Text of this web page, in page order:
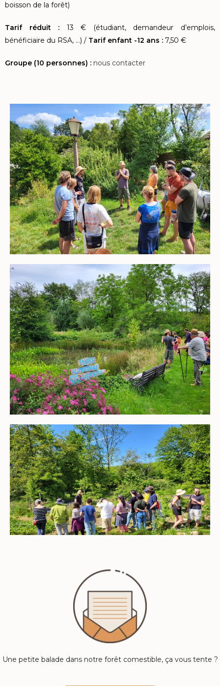
boisson de la forêt)
Tarif réduit : 13 € (étudiant, demandeur d’emplois,
bénéficiaire du RSA, …) / Tarif enfant -12 ans : 7,50 €
Groupe (10 personnes) : nous contacter
Une petite balade dans notre forêt comestible, ça vous tente ?